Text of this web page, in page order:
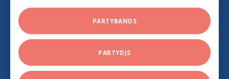
PARTYBANDS
PARTYDJS